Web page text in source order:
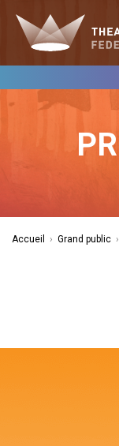
Accueil › Grand public ›